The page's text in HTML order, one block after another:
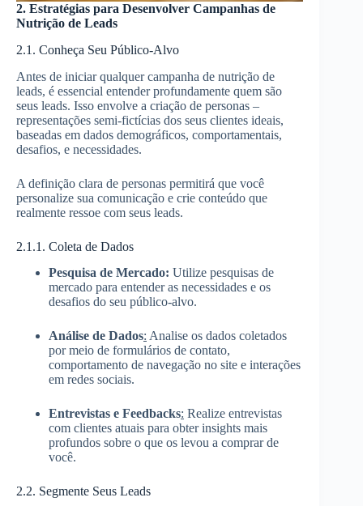
2. Estratégias para Desenvolver Campanhas de
Nutrição de Leads
2.1. Conheça Seu Público-Alvo
Antes de iniciar qualquer campanha de nutrição de
leads, é essencial entender profundamente quem são
seus leads. Isso envolve a criação de personas –
representações semi-fictícias dos seus clientes ideais,
baseadas em dados demográficos, comportamentais,
desafios, e necessidades.
A definição clara de personas permitirá que você
personalize sua comunicação e crie conteúdo que
realmente ressoe com seus leads.
2.1.1. Coleta de Dados
Pesquisa de Mercado: Utilize pesquisas de
mercado para entender as necessidades e os
desafios do seu público-alvo.
Análise de Dados: Analise os dados coletados
por meio de formulários de contato,
comportamento de navegação no site e interações
em redes sociais.
Entrevistas e Feedbacks: Realize entrevistas
com clientes atuais para obter insights mais
profundos sobre o que os levou a comprar de
você.
2.2. Segmente Seus Leads